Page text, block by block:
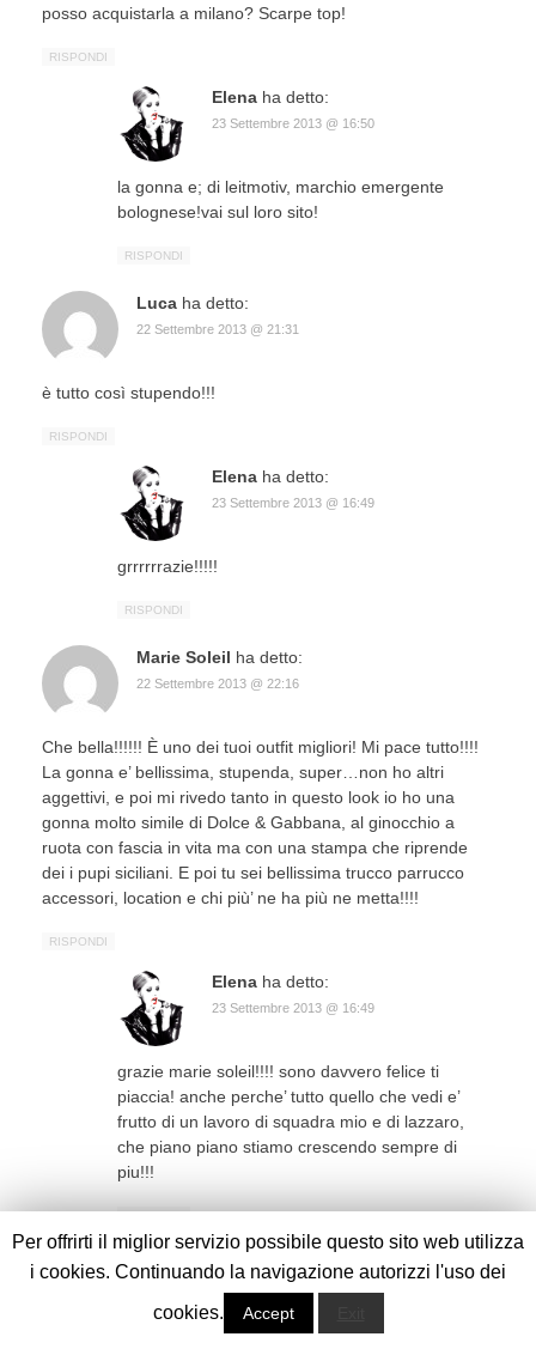
posso acquistarla a milano? Scarpe top!
RISPONDI
Elena ha detto:
23 Settembre 2013 @ 16:50
la gonna e; di leitmotiv, marchio emergente
bolognese!vai sul loro sito!
RISPONDI
Luca ha detto:
22 Settembre 2013 @ 21:31
è tutto così stupendo!!!
RISPONDI
Elena ha detto:
23 Settembre 2013 @ 16:49
grrrrrrazie!!!!!
RISPONDI
Marie Soleil ha detto:
22 Settembre 2013 @ 22:16
Che bella!!!!!! È uno dei tuoi outfit migliori! Mi pace tutto!!!!
La gonna e’ bellissima, stupenda, super…non ho altri
aggettivi, e poi mi rivedo tanto in questo look io ho una
gonna molto simile di Dolce & Gabbana, al ginocchio a
ruota con fascia in vita ma con una stampa che riprende
dei i pupi siciliani. E poi tu sei bellissima trucco parrucco
accessori, location e chi più’ ne ha più ne metta!!!!
RISPONDI
Elena ha detto:
23 Settembre 2013 @ 16:49
grazie marie soleil!!!! sono davvero felice ti
piaccia! anche perche’ tutto quello che vedi e’
frutto di un lavoro di squadra mio e di lazzaro,
che piano piano stiamo crescendo sempre di
piu!!!
RISPONDI
Martina ha detto:
Per offrirti il miglior servizio possibile questo sito web utilizza
i cookies. Continuando la navigazione autorizzi l'uso dei
cookies.
Accept